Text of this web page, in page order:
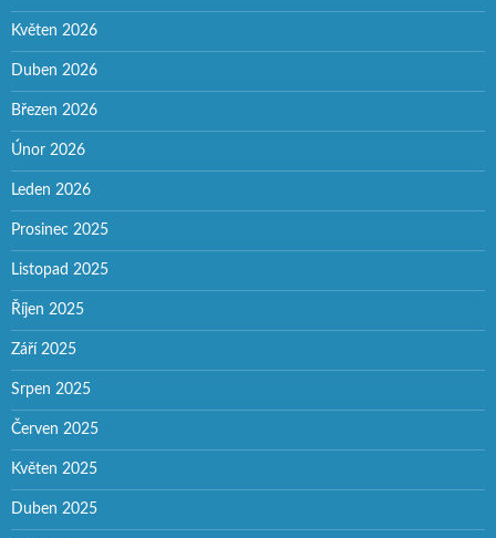
Květen 2026
Duben 2026
Březen 2026
Únor 2026
Leden 2026
Prosinec 2025
Listopad 2025
Říjen 2025
Září 2025
Srpen 2025
Červen 2025
Květen 2025
Duben 2025